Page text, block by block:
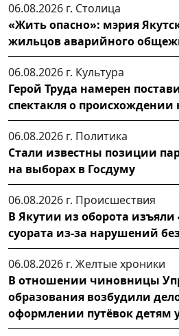
06.08.2026 г. Столица
«Жить опасно»: мэрия
жильцов аварийного
06.08.2026 г. Культура
Герой Труда намерен
спектакля о происхождении
06.08.2026 г. Политика
Стали известны позиции
на выборах в Госдуму
06.08.2026 г. Происшествия
В Якутии из оборота изъяли
суората из-за нарушений
06.08.2026 г. Желтые хроники
В отношении чиновницы
образования возбудили
оформлении путёвок детям